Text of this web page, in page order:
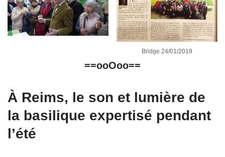
Bridge 24/01/2019
==ooOoo==
À Reims, le son et lumière de
la basilique expertisé pendant
l’été